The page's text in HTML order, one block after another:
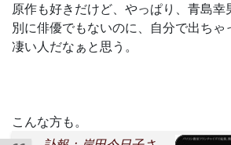
原作も好きだけど、やっぱり、青島幸
別に俳優でもないのに、自分で出ち
凄い人だなぁと思う。
こんな方も。